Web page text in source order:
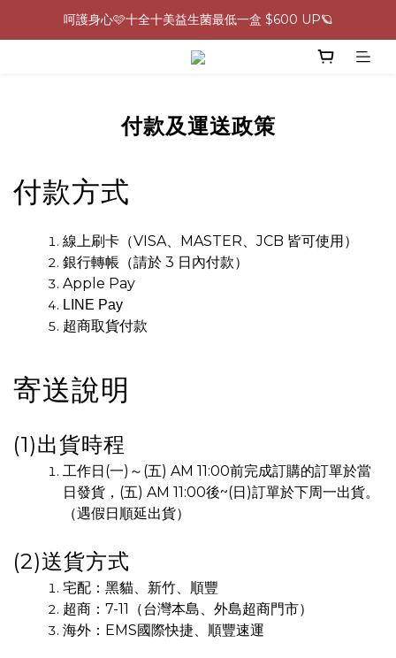
0805-0808指定商品滿$2000結帳88折💖
呵護身心🩷十全十美益生菌最低一盒 $600 UP🪐
生理期救星！暖宮調理組限時優惠✨
付款及運送政策
付款方式
線上刷卡（VISA、MASTER、JCB 皆可使用）
銀行轉帳（請於 3 日內付款）
Apple Pay
LINE Pay
超商取貨付款
寄送說明
(1)出貨時程
工作日(一)～(五) AM 11:00前完成訂購的訂單於當
日發貨，(五) AM 11:00後~(日)訂單於下周一出貨。
（遇假日順延出貨）
(2)送貨方式
宅配：黑貓、新竹、順豐
超商：7-11（台灣本島、外島超商門市）
海外：EMS國際快捷、順豐速運